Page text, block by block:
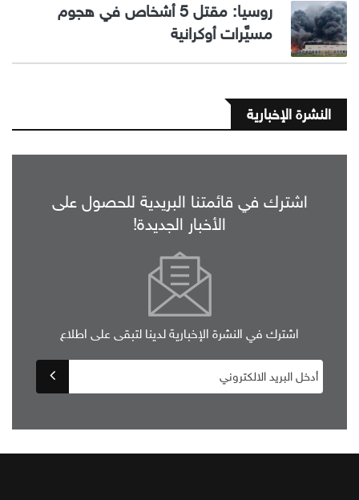
روسيا: مقتل 5 أشخاص في هجوم
مسيَّرات أوكرانية
النشرة الإخبارية
اشترك في قائمتنا البريدية للحصول على
الأخبار الجديدة!
اشترك في النشرة الإخبارية لدينا لتبقى على اطلاع